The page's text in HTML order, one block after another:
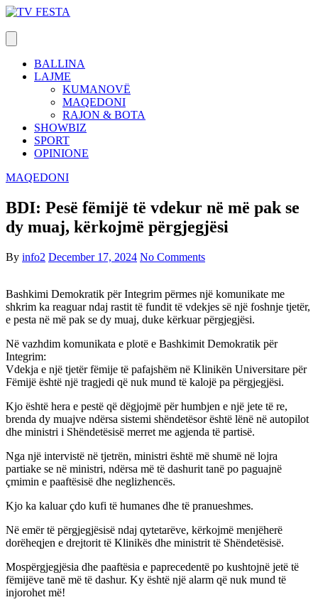
Skip
content
BALLINA
LAJME
KUMANOVË
MAQEDONI
RAJON & BOTA
SHOWBIZ
SPORT
OPINIONE
MAQEDONI
BDI: Pesë fëmijë të vdekur në më pak se
dy muaj, kërkojmë përgjegjësi
By info2 December 17, 2024 No Comments
Bashkimi Demokratik për Integrim përmes një komunikate me
shkrim ka reaguar ndaj rastit të fundit të vdekjes së një foshnje tjetër,
e pesta në më pak se dy muaj, duke kërkuar përgjegjësi.
Në vazhdim komunikata e plotë e Bashkimit Demokratik për
Integrim:
Vdekja e një tjetër fëmije të pafajshëm në Klinikën Universitare për
Fëmijë është një tragjedi që nuk mund të kalojë pa përgjegjësi.
Kjo është hera e pestë që dëgjojmë për humbjen e një jete të re,
brenda dy muajve ndërsa sistemi shëndetësor është lënë në autopilot
dhe ministri i Shëndetësisë merret me agjenda të partisë.
Nga një intervistë në tjetrën, ministri është më shumë në lojra
partiake se në ministri, ndërsa më të dashurit tanë po paguajnë
çmimin e paaftësisë dhe neglizhencës.
Kjo ka kaluar çdo kufi të humanes dhe të pranueshmes.
Në emër të përgjegjësisë ndaj qytetarëve, kërkojmë menjëherë
dorëheqjen e drejtorit të Klinikës dhe ministrit të Shëndetësisë.
Mospërgjegjësia dhe paaftësia e paprecedentë po kushtojnë jetë të
fëmijëve tanë më të dashur. Ky është një alarm që nuk mund të
injorohet më!